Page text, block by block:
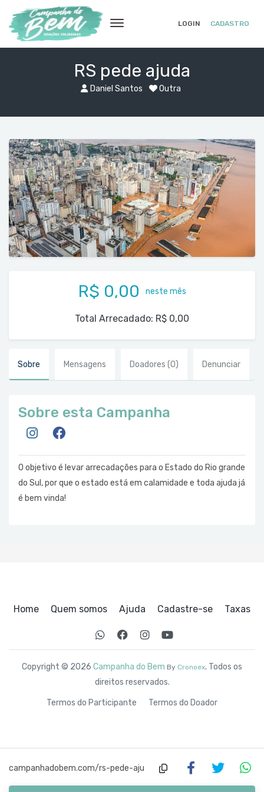
LOGIN CADASTRO
RS pede ajuda
Daniel Santos Outra
R$ 0,00 neste mês
Total Arrecadado: R$ 0,00
Sobre Mensagens Doadores (0) Denunciar
Sobre esta Campanha
O objetivo é levar arrecadações para o Estado do Rio grande
do Sul, por que o estado está em calamidade e toda ajuda já
é bem vinda!
campanhadobem.com/rs-pede-aju
Home Quem somos Ajuda Cadastre-se Taxas
Copyright © 2026 Campanha do Bem By Cronoex. Todos os
direitos reservados.
Termos do Participante Termos do Doador